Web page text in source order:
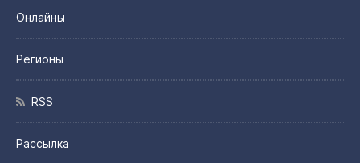
Онлайны
Регионы
RSS
Рассылка